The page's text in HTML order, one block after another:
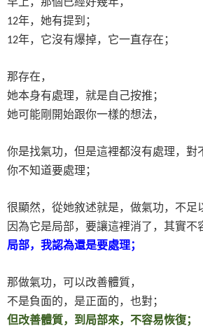
12年，她有提到；
12年，它沒有爆掉，它一直存在；
那存在，
她本身有處理，就是自己按推；
她可能剛開始跟你一樣的想法，
你是找氣功，但是這裡都沒有處理，對
你不知道要處理；
很顯然，從她敘述就是，做氣功，不足
因為它是局部，要讓這裡消了，其實不
局部，我認為還是要處理；
那做氣功，可以改善體質，
不是負面的，是正面的，也對；
但改善體質，到局部來，不容易恢復；